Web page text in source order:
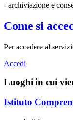
- archiviazione e
Come si
Per accedere al
Accedi
Luoghi in cui
Istituto